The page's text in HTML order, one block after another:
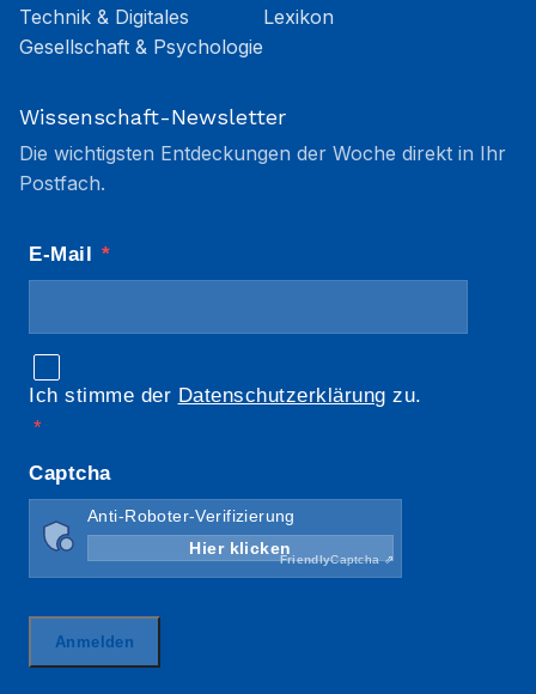
Technik & Digitales
Gesellschaft & Psychologie
Lexikon
Wissenschaft-Newsletter
Die wichtigsten Entdeckungen der Woche direkt in Ihr
Postfach.